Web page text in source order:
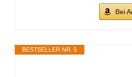
Bei
BESTSELLER NR. 5